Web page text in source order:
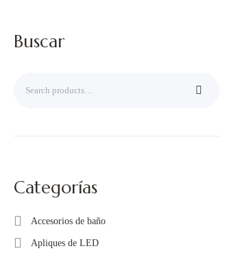
Buscar
Categorías
Accesorios de baño
Apliques de LED